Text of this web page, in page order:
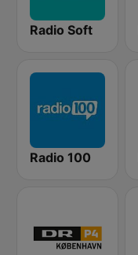
Radio Soft
Radio 100